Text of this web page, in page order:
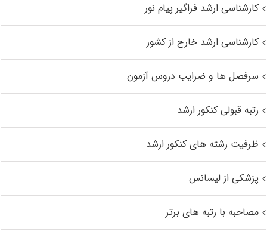
کارشناسی ارشد فراگیر پیام نور
کارشناسی ارشد خارج از کشور
سرفصل ها و ضرایب دروس آزمون
رتبه قبولی کنکور ارشد
ظرفیت رشته های کنکور ارشد
پزشکی از لیسانس
مصاحبه با رتبه های برتر